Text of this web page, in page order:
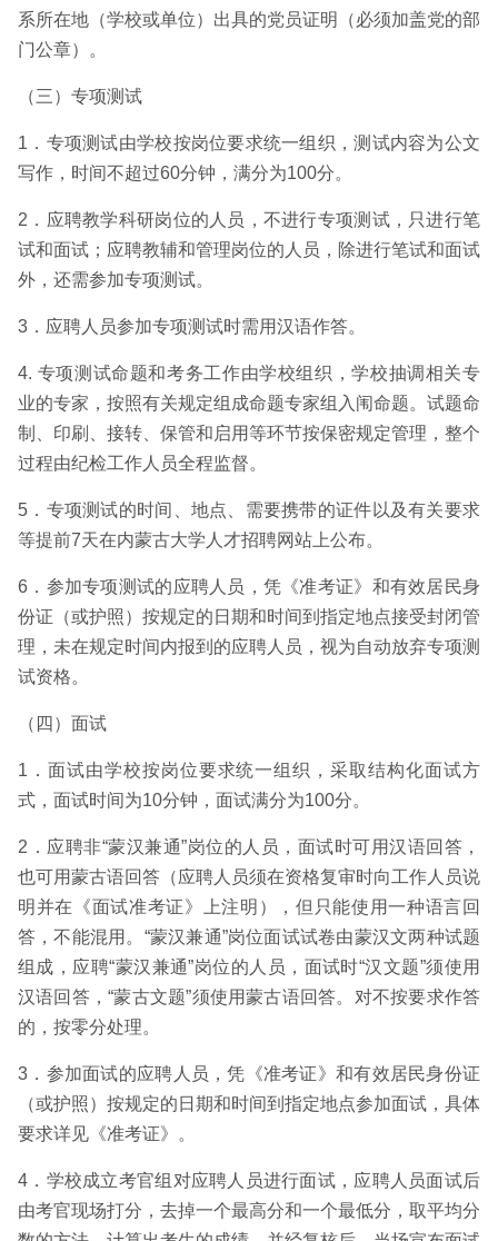
系所在地（学校或单位）出具的党员证明（必须加盖党的部
门公章）。
（三）专项测试
1．专项测试由学校按岗位要求统一组织，测试内容为公文
写作，时间不超过60分钟，满分为100分。
2．应聘教学科研岗位的人员，不进行专项测试，只进行笔
试和面试；应聘教辅和管理岗位的人员，除进行笔试和面试
外，还需参加专项测试。
3．应聘人员参加专项测试时需用汉语作答。
4. 专项测试命题和考务工作由学校组织，学校抽调相关专
业的专家，按照有关规定组成命题专家组入闱命题。试题命
制、印刷、接转、保管和启用等环节按保密规定管理，整个
过程由纪检工作人员全程监督。
5．专项测试的时间、地点、需要携带的证件以及有关要求
等提前7天在内蒙古大学人才招聘网站上公布。
6．参加专项测试的应聘人员，凭《准考证》和有效居民身
份证（或护照）按规定的日期和时间到指定地点接受封闭管
理，未在规定时间内报到的应聘人员，视为自动放弃专项测
试资格。
（四）面试
1．面试由学校按岗位要求统一组织，采取结构化面试方
式，面试时间为10分钟，面试满分为100分。
2．应聘非“蒙汉兼通”岗位的人员，面试时可用汉语回答，
也可用蒙古语回答（应聘人员须在资格复审时向工作人员说
明并在《面试准考证》上注明），但只能使用一种语言回
答，不能混用。“蒙汉兼通”岗位面试试卷由蒙汉文两种试题
组成，应聘“蒙汉兼通”岗位的人员，面试时“汉文题”须使用
汉语回答，“蒙古文题”须使用蒙古语回答。对不按要求作答
的，按零分处理。
3．参加面试的应聘人员，凭《准考证》和有效居民身份证
（或护照）按规定的日期和时间到指定地点参加面试，具体
要求详见《准考证》。
4．学校成立考官组对应聘人员进行面试，应聘人员面试后
由考官现场打分，去掉一个最高分和一个最低分，取平均分